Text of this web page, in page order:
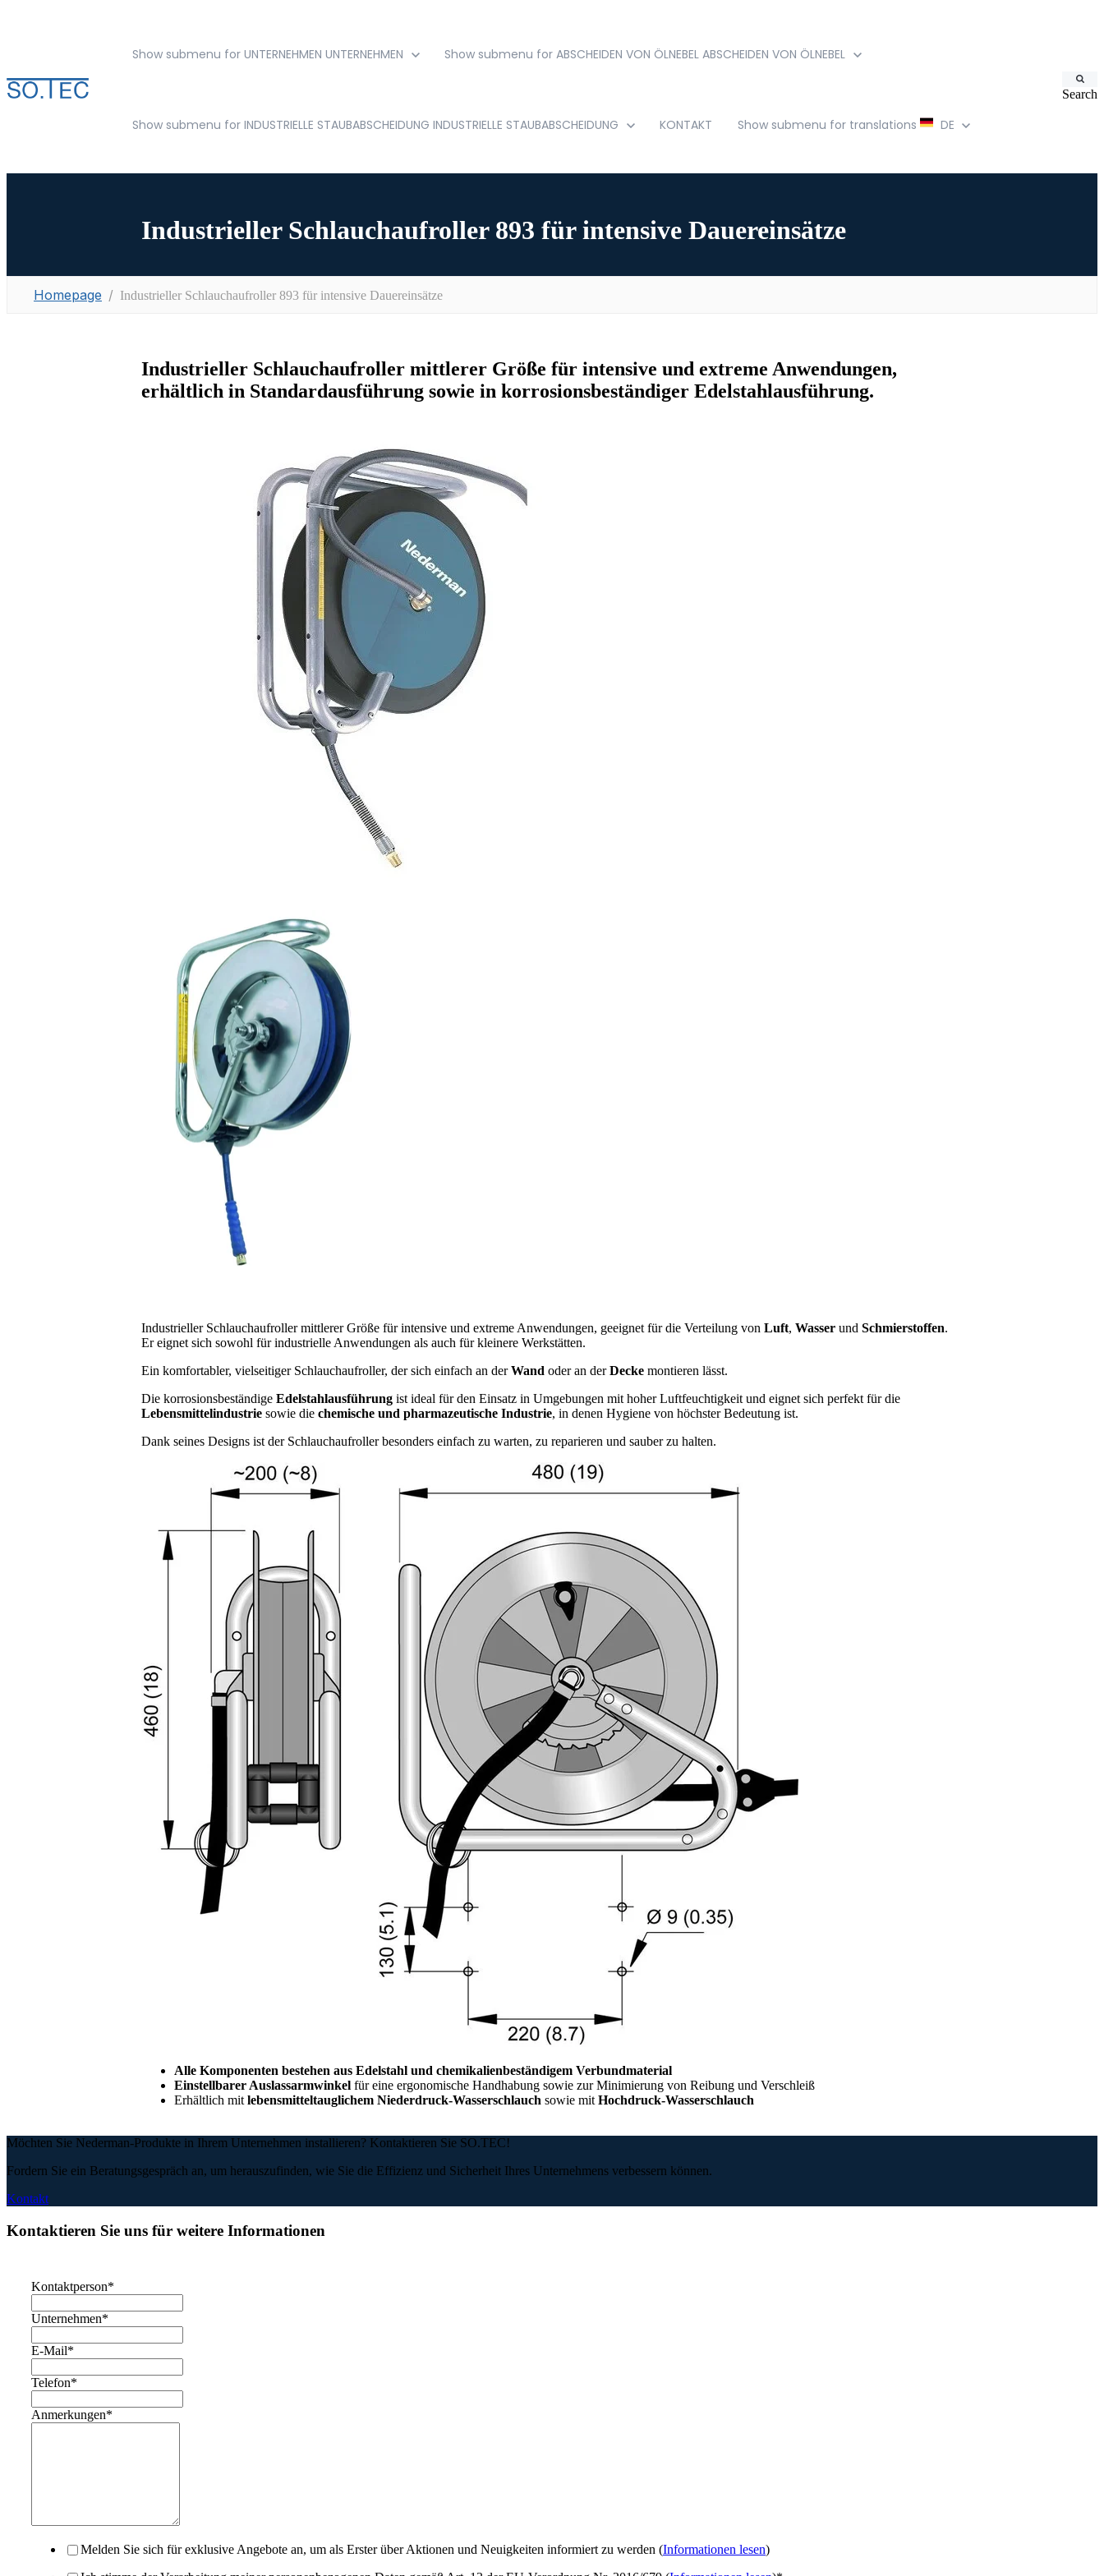
Show submenu for UNTERNEHMEN UNTERNEHMEN Show submenu for ABSCHEIDEN VON ÖLNEBEL ABSCHEIDEN VON ÖLNEBEL
Show submenu for INDUSTRIELLE STAUBABSCHEIDUNG INDUSTRIELLE STAUBABSCHEIDUNG KONTAKT Show submenu for translations DE
Search
Industrieller Schlauchaufroller 893 für intensive Dauereinsätze
Homepage Industrieller Schlauchaufroller 893 für intensive Dauereinsätze
Industrieller Schlauchaufroller mittlerer Größe für intensive und extreme Anwendungen,
erhältlich in Standardausführung sowie in korrosionsbeständiger Edelstahlausführung.
Industrieller Schlauchaufroller mittlerer Größe für intensive und extreme Anwendungen, geeignet für die Verteilung von Luft, Wasser und Schmierstoffen.
Er eignet sich sowohl für industrielle Anwendungen als auch für kleinere Werkstätten.
Ein komfortabler, vielseitiger Schlauchaufroller, der sich einfach an derWand oder an derDecke montieren lässt.
Die korrosionsbeständige Edelstahlausführung ist ideal für den Einsatz in Umgebungen mit hoher Luftfeuchtigkeit und eignet sich perfekt für die
Lebensmittelindustrie sowie die chemische und pharmazeutische Industrie, in denen Hygiene von höchster Bedeutung ist.
Dank seines Designs ist der Schlauchaufroller besonders einfach zu warten, zu reparieren und sauber zu halten.
Alle Komponenten bestehen aus Edelstahl und chemikalienbeständigem Verbundmaterial
Einstellbarer Auslassarmwinkel für eine ergonomische Handhabung sowie zur Minimierung von Reibung und Verschleiß
Erhältlich mit lebensmitteltauglichem Niederdruck-Wasserschlauch sowie mit Hochdruck-Wasserschlauch
Möchten Sie Nederman-Produkte in Ihrem Unternehmen installieren? Kontaktieren Sie SO.TEC!
Fordern Sie ein Beratungsgespräch an, um herauszufinden, wie Sie die Effizienz und Sicherheit Ihres Unternehmens verbessern können.
Kontakt
Kontaktieren Sie uns für weitere Informationen
Kontaktperson*
Unternehmen*
E-Mail*
Telefon*
Anmerkungen*
Melden Sie sich für exklusive Angebote an, um als Erster über Aktionen und Neuigkeiten informiert zu werden (Informationen lesen)